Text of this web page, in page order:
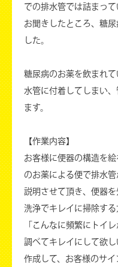
での排水管では詰まっ
お聞きしたところ、糖
した。
糖尿病のお薬を飲まれ
水管に付着してしまい
ます。
【作業内容】
お客様に便器の構造を
のお薬による便で排水
説明させて頂き、便器
洗浄でキレイに掃除する
「こんなに頻繁にトイ
調べてキレイにして欲
作成して、お客様のサイ